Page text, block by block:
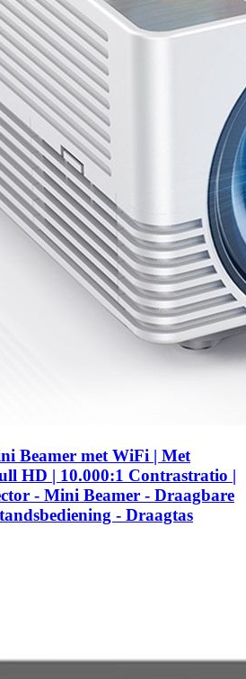
Beamer met WiFi | Met
HD | 10.000:1 Contrastratio |
- Mini Beamer - Draagbare
- Draagtas